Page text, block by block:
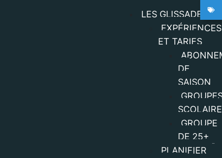
LES GLISSADES
EXPÉRIENCES
ET TARIFS
DE
SAISON
GROUPE
DE 25+
PLANIFIER